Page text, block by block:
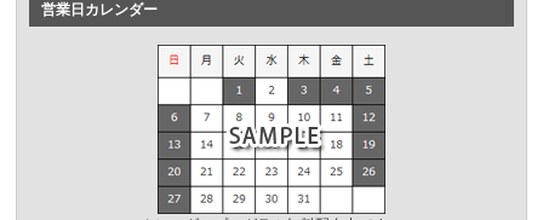
営業日カレンダー